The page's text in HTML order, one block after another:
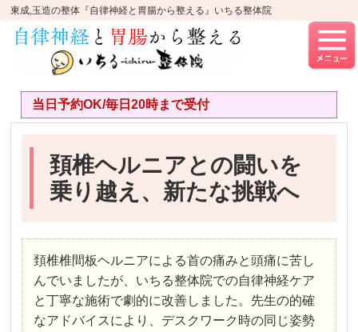
東成,玉造の整体『自律神経と胃腸から整える』いちる整体院
当日予約OK/毎日20時まで受付
頚椎ヘルニアとの闘いを
乗り越え、新たな挑戦へ
頚椎椎間板ヘルニアによる首の痛みと頭痛に苦し
んでいましたが、いちる整体院での自律神経ケア
と丁寧な施術で劇的に改善しました。先生の的確
なアドバイスにより、デスクワーク時の同じ姿勢